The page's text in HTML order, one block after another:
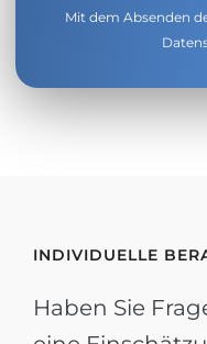
Mit dem Absenden
INDIVIDUELLE
Haben Sie